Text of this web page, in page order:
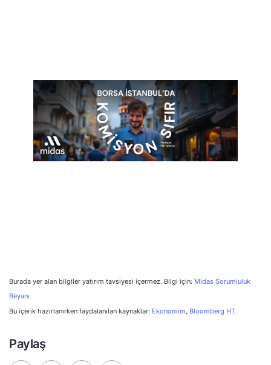
Burada yer alan bilgiler yatırım tavsiyesi içermez. Bilgi için: Midas Sorumluluk
Beyanı
Bu içerik hazırlanırken faydalanılan kaynaklar: Ekonomim, Bloomberg HT
Paylaş